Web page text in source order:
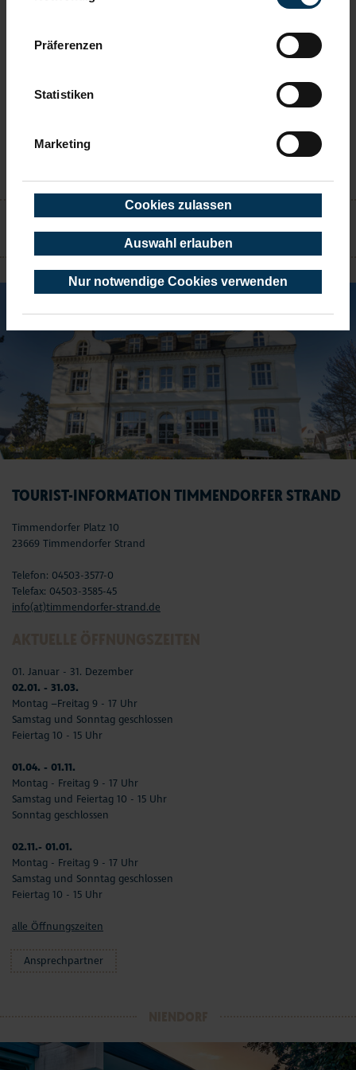
Präferenzen
Statistiken
Marketing
Cookies zulassen
Auswahl erlauben
Nur notwendige Cookies verwenden
KONTAKT
TIMMENDORFER STRAND
TOURIST-INFORMATION TIMMENDORFER STRAND
Timmendorfer Platz 10
23669 Timmendorfer Strand
Telefon: 04503-3577-0
Telefax: 04503-3585-45
info(at)timmendorfer-strand.de
01. Januar - 31. Dezember
02.01. - 31.03.
Montag –Freitag 9 - 17 Uhr
Samstag und Sonntag geschlossen
Feiertag 10 - 15 Uhr
01.04. - 01.11.
Montag - Freitag 9 - 17 Uhr
Samstag und Feiertag 10 - 15 Uhr
Sonntag geschlossen
02.11.- 01.01.
Montag - Freitag 9 - 17 Uhr
Samstag und Sonntag geschlossen
Feiertag 10 - 15 Uhr
alle Öffnungszeiten
Ansprechpartner